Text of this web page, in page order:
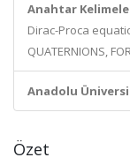
Anahtar
Dirac-Proca
QUATERNIONS,
Anadolu
Özet